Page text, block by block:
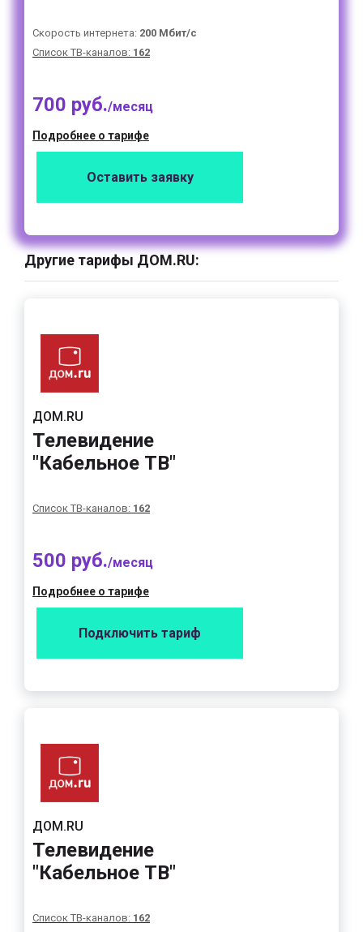
Скорость интернета: 200 Мбит/с
Список ТВ-каналов: 162
700 руб./месяц
Подробнее о тарифе
Оставить заявку
Другие тарифы ДОМ.RU:
ДОМ.RU
Телевидение
"Кабельное ТВ"
Список ТВ-каналов: 162
500 руб./месяц
Подробнее о тарифе
Подключить тариф
ДОМ.RU
Телевидение
"Кабельное ТВ"
Список ТВ-каналов: 162